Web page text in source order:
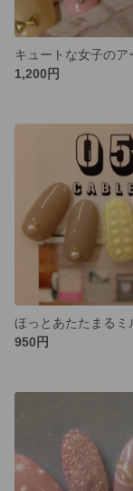
キュートな女子のア
1,200円
950円